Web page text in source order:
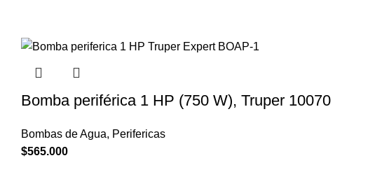
Bomba periférica 1 HP (750 W), Truper 10070
Bombas de Agua, Perifericas
$565.000